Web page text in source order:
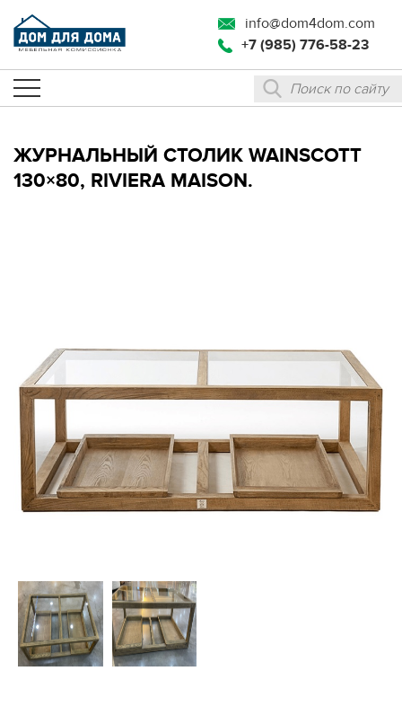
info@dom4dom.com
+7 (985) 776-58-23
ЖУРНАЛЬНЫЙ СТОЛИК WAINSCOTT
130×80, RIVIERA MAISON.